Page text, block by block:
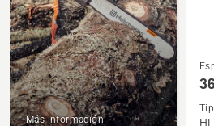
Más información
más